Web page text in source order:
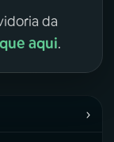
da
aqui.
›